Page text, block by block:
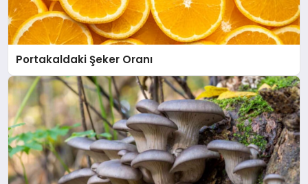
Portakaldaki Şeker Oranı